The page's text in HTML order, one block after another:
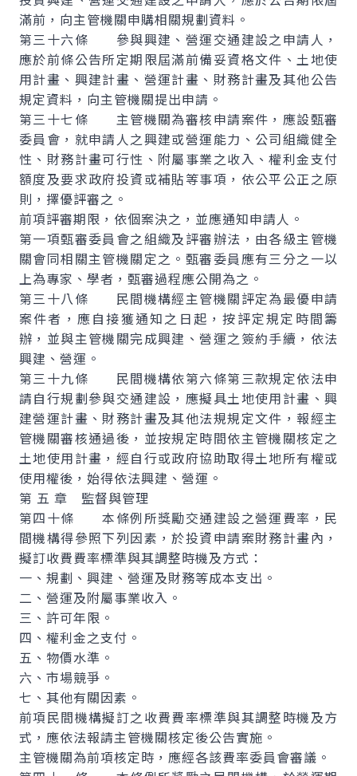
滿前，向主管機關申購相關規劃資料。
第三十六條 參與興建、營運交通建設之申請人，
應於前條公告所定期限屆滿前備妥資格文件、土地使
用計畫、興建計畫、營運計畫、財務計畫及其他公告
規定資料，向主管機關提出申請。
第三十七條 主管機關為審核申請案件，應設甄審
委員會，就申請人之興建或營運能力、公司組織健全
性、財務計畫可行性、附屬事業之收入、權利金支付
額度及要求政府投資或補貼等事項，依公平公正之原
則，擇優評審之。
前項評審期限，依個案決之，並應通知申請人。
第一項甄審委員會之組織及評審辦法，由各級主管機
關會同相關主管機關定之。甄審委員應有三分之一以
上為專家、學者，甄審過程應公開為之。
第三十八條 民間機構經主管機關評定為最優申請
案件者，應自接獲通知之日起，按評定規定時間籌
辦，並與主管機關完成興建、營運之簽約手續，依法
興建、營運。
第三十九條 民間機構依第六條第三款規定依法申
請自行規劃參與交通建設，應擬具土地使用計畫、興
建營運計畫、財務計畫及其他法規規定文件，報經主
管機關審核通過後，並按規定時間依主管機關核定之
土地使用計畫，經自行或政府協助取得土地所有權或
使用權後，始得依法興建、營運。
第 五 章 監督與管理
第四十條 本條例所獎勵交通建設之營運費率，民
間機構得參照下列因素，於投資申請案財務計畫內，
擬訂收費費率標準與其調整時機及方式：
一、規劃、興建、營運及財務等成本支出。
二、營運及附屬事業收入。
三、許可年限。
四、權利金之支付。
五、物價水準。
六、市場競爭。
七、其他有關因素。
前項民間機構擬訂之收費費率標準與其調整時機及方
式，應依法報請主管機關核定後公告實施。
主管機關為前項核定時，應經各該費率委員會審議。